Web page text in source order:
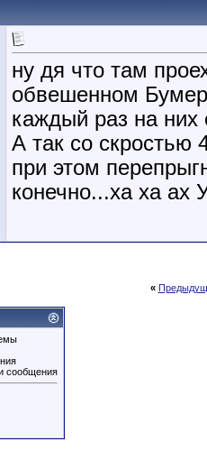
ну дя что там
обвешенном
каждый раз на них
А так со скростью
при этом
конечно...ха ха ах
«
сообщения